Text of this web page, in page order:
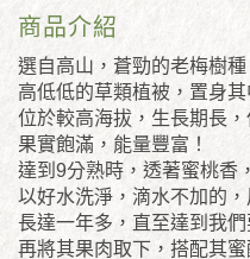
商品介紹
選自高山，蒼勁的老梅樹
高低低的草類植被，置身
位於較高海拔，生長期長
果實飽滿，能量豐富！
達到9分熟時，透著蜜桃香
以好水洗淨，滴水不加的
長達一年多，直至達到我們
再將其果肉取下，搭配其